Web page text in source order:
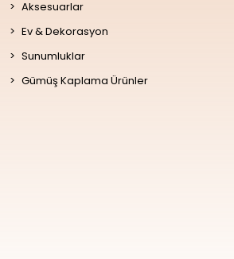
Aksesuarlar
Ev & Dekorasyon
Sunumluklar
Gümüş Kaplama Ürünler